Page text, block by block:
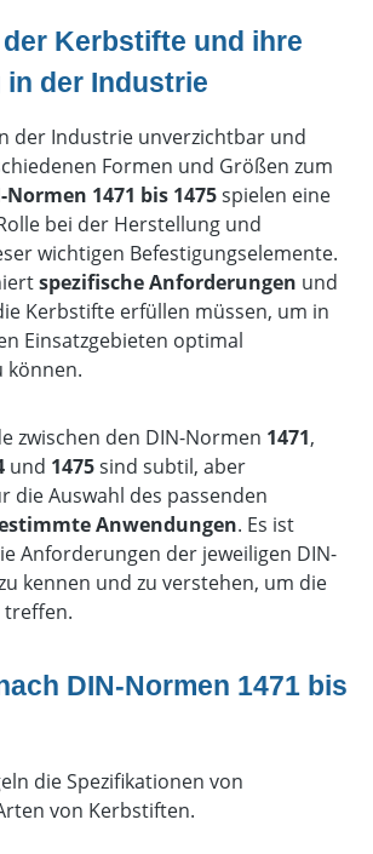
Kerbstifte und ihre
in der Industrie
der Industrie unverzichtbar und
Formen und Größen zum
Normen 1471 bis 1475spielen eine
bei der Herstellung und
wichtigen Befestigungselemente.
spezifische Anforderungen und
Kerbstifte erfüllen müssen, um in
Einsatzgebieten optimal
können.
zwischen den DIN-Normen 1471,
und 1475sind subtil, aber
die Auswahl des passenden
Anwendungen. Es ist
Anforderungen der jeweiligen DIN-
kennen und zu verstehen, um die
treffen.
DIN-Normen 1471 bis
die Spezifikationen von
von Kerbstiften.